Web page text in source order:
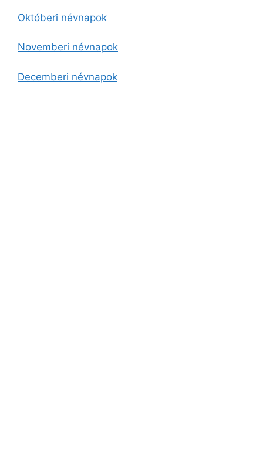
Októberi névnapok
Novemberi névnapok
Decemberi névnapok